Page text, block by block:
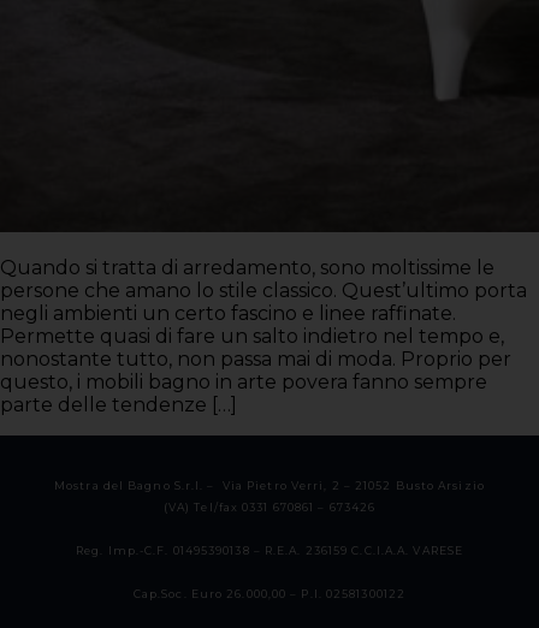
Quando si tratta di arredamento, sono moltissime le
persone che amano lo stile classico. Quest’ultimo porta
negli ambienti un certo fascino e linee raffinate.
Permette quasi di fare un salto indietro nel tempo e,
nonostante tutto, non passa mai di moda. Proprio per
questo, i mobili bagno in arte povera fanno sempre
parte delle tendenze […]
Mostra del Bagno S.r.l. – Via Pietro Verri, 2 – 21052 Busto Arsizio
(VA) Tel/fax 0331 670861 – 673426
Reg. Imp.-C.F. 01495390138 – R.E.A. 236159 C.C.I.A.A. VARESE
Cap.Soc. Euro 26.000,00 – P.I. 02581300122